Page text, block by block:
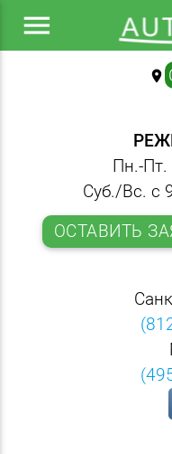
menu
location_on
Пн.-Пт.
Суб./Вс. с
ОСТАВИТЬ